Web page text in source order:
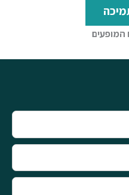
המופעים